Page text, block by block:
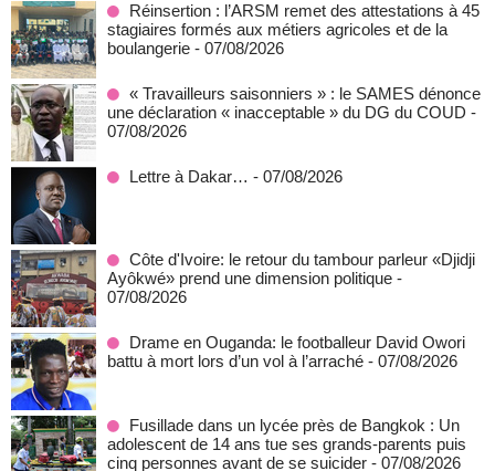
Réinsertion : l’ARSM remet des attestations à 45
stagiaires formés aux métiers agricoles et de la
boulangerie - 07/08/2026
« Travailleurs saisonniers » : le SAMES dénonce
une déclaration « inacceptable » du DG du COUD -
07/08/2026
Lettre à Dakar… - 07/08/2026
Côte d'Ivoire: le retour du tambour parleur «Djidji
Ayôkwé» prend une dimension politique -
07/08/2026
Drame en Ouganda: le footballeur David Owori
battu à mort lors d’un vol à l’arraché - 07/08/2026
Fusillade dans un lycée près de Bangkok : Un
adolescent de 14 ans tue ses grands-parents puis
cinq personnes avant de se suicider - 07/08/2026